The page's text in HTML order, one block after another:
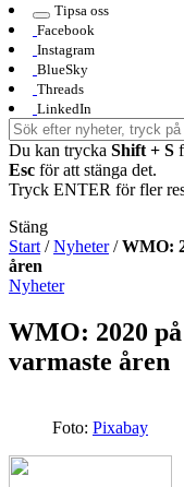
Tipsa oss
Facebook
Instagram
BlueSky
Threads
LinkedIn
Du kan trycka Shift + S
Esc för att stänga det.
Tryck ENTER för fler
Stäng
Start /Nyheter/WMO:
åren
Nyheter
WMO: 2020
varmaste åren
Foto: Pixabay